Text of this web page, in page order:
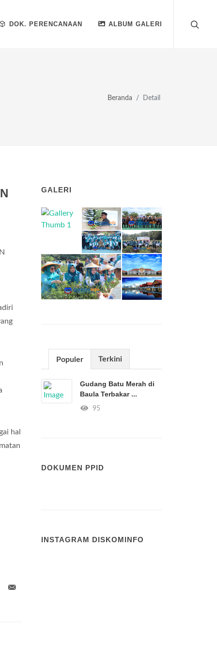
DOK. PERENCANAAN ALBUM GALERI
Beranda Detail
hal
GALERI
Populer Terkini
Gudang Batu Merah di
Baula Terbakar ...
95
DOKUMEN PPID
INSTAGRAM DISKOMINFO